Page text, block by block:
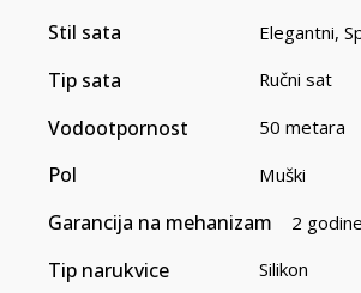
Stil sata Elegantni,
Tip sata Ručni sat
Vodootpornost 50 metara
Pol Muški
Garancija na mehanizam 2 godine
Tip narukvice Silikon